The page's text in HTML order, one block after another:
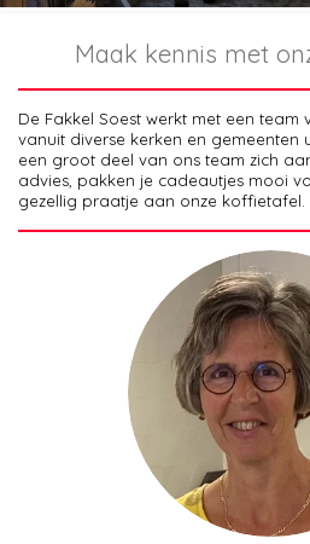
Maak kennis met
De Fakkel Soest werkt met een team
vanuit diverse kerken en gemeenten
een groot deel van ons team zich
advies, pakken je cadeautjes mooi
gezellig praatje aan onze koffietafel.